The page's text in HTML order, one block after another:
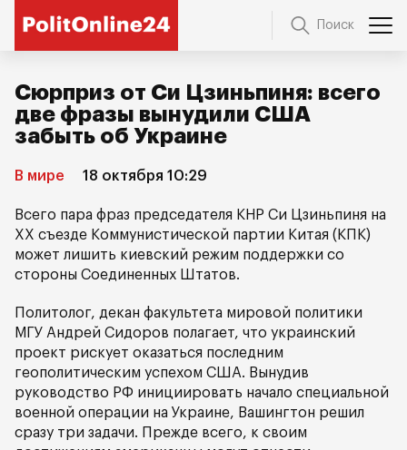
Поиск
Сюрприз от Си Цзиньпиня: всего
две фразы вынудили США
забыть об Украине
В мире 18 октября 10:29
Всего пара фраз председателя КНР Си Цзиньпиня на
ХХ съезде Коммунистической партии Китая (КПК)
может лишить киевский режим поддержки со
стороны Соединенных Штатов.
Политолог, декан факультета мировой политики
МГУ Андрей Сидоров полагает, что украинский
проект рискует оказаться последним
геополитическим успехом США. Вынудив
руководство РФ инициировать начало специальной
военной операции на Украине, Вашингтон решил
сразу три задачи. Прежде всего, к своим